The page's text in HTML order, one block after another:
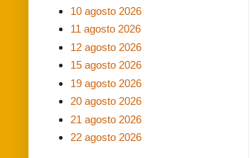
10 agosto 2026
11 agosto 2026
12 agosto 2026
15 agosto 2026
19 agosto 2026
20 agosto 2026
21 agosto 2026
22 agosto 2026